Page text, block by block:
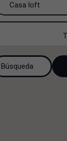
Casa en privada
Casa loft
Búsqueda